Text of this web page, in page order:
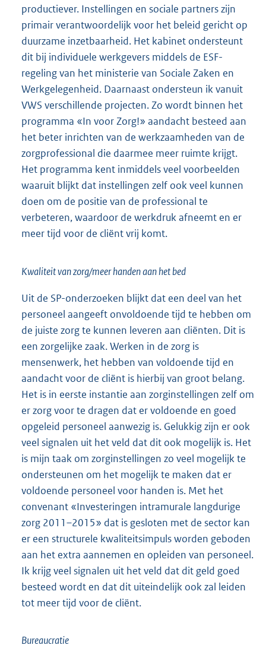
productiever. Instellingen en sociale partners zijn
primair verantwoordelijk voor het beleid gericht op
duurzame inzetbaarheid. Het kabinet ondersteunt
dit bij individuele werkgevers middels de ESF-
regeling van het ministerie van Sociale Zaken en
Werkgelegenheid. Daarnaast ondersteun ik vanuit
VWS verschillende projecten. Zo wordt binnen het
programma «In voor Zorg!» aandacht besteed aan
het beter inrichten van de werkzaamheden van de
zorgprofessional die daarmee meer ruimte krijgt.
Het programma kent inmiddels veel voorbeelden
waaruit blijkt dat instellingen zelf ook veel kunnen
doen om de positie van de professional te
verbeteren, waardoor de werkdruk afneemt en er
meer tijd voor de cliënt vrij komt.
Kwaliteit van zorg/meer handen aan het bed
Uit de SP-onderzoeken blijkt dat een deel van het
personeel aangeeft onvoldoende tijd te hebben om
de juiste zorg te kunnen leveren aan cliënten. Dit is
een zorgelijke zaak. Werken in de zorg is
mensenwerk, het hebben van voldoende tijd en
aandacht voor de cliënt is hierbij van groot belang.
Het is in eerste instantie aan zorginstellingen zelf om
er zorg voor te dragen dat er voldoende en goed
opgeleid personeel aanwezig is. Gelukkig zijn er ook
veel signalen uit het veld dat dit ook mogelijk is. Het
is mijn taak om zorginstellingen zo veel mogelijk te
ondersteunen om het mogelijk te maken dat er
voldoende personeel voor handen is. Met het
convenant «Investeringen intramurale langdurige
zorg 2011–2015» dat is gesloten met de sector kan
er een structurele kwaliteitsimpuls worden geboden
aan het extra aannemen en opleiden van personeel.
Ik krijg veel signalen uit het veld dat dit geld goed
besteed wordt en dat dit uiteindelijk ook zal leiden
tot meer tijd voor de cliënt.
Bureaucratie